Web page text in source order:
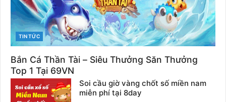
CATEGORIES
TIN TỨC
Bắn Cá Thần Tài – Siêu Thưởng Săn Thưởng
Top 1 Tại 69VN
Soi cầu giờ vàng chốt số miền nam
miễn phí tại 8day